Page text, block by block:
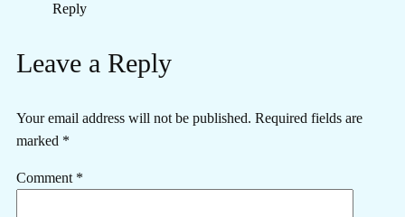
Reply
Leave a Reply
Your email address will not be published. Required fields are
marked *
Comment *